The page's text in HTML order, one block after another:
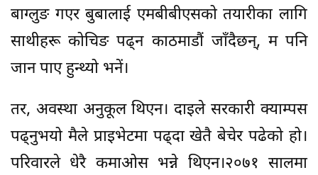
बाग्लुङ गएर बुबालाई एमबीबीएसको तयारीका लागि
साथीहरू कोचिङ पढ्न काठमाडौं जाँदैछन्, म पनि
जान पाए हुन्थ्यो भनें।
तर, अवस्था अनुकूल थिएन। दाइले सरकारी क्याम्पस
पढ्नुभयो मैले प्राइभेटमा पढ्दा खेतै बेचेर पढेको हो।
परिवारले धेरै कमाओस भन्ने थिएन।२०७१ सालमा